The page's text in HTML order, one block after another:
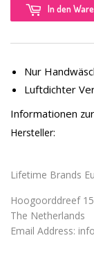
In den
Nur
Luftdichter
Informationen
Hersteller:
Lifetime Brands
Hoogoorddreef
The Netherlands
Email Address: